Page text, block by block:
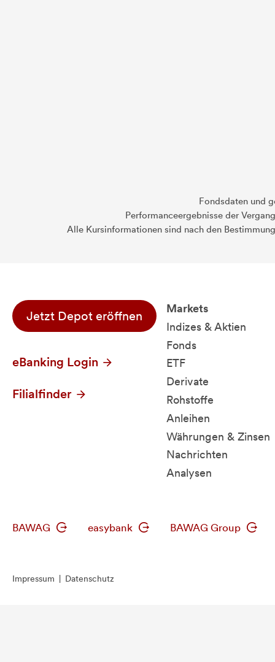
Fondsdaten und
Performanceergebnisse der
Alle Kursinformationen sind nach den
Jetzt Depot eröffnen
eBanking Login
Filialfinder
Markets
Indizes & Aktien
Fonds
ETF
Derivate
Rohstoffe
Anleihen
Währungen & Zinsen
Nachrichten
Analysen
BAWAG easybank BAWAG Group
Impressum Datenschutz